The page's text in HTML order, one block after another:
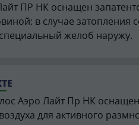
ПР НК оснащен
в случае затопления
желоб наружу.
Аэро Лайт Пр НК
для активного